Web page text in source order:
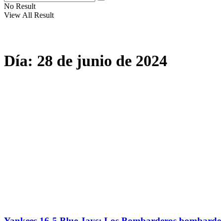
No Result
View All Result
Día: 28 de junio de 2024